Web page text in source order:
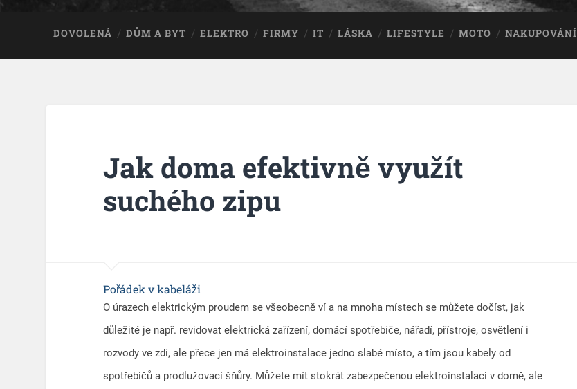
DOVOLENÁ DŮM A BYT ELEKTRO FIRMY IT LÁSKA LIFESTYLE MOTO NAKUPOVÁNÍ
Jak doma efektivně využít
suchého zipu
Pořádek v kabeláži
O úrazech elektrickým proudem se všeobecně ví a na mnoha místech se můžete dočíst, jak
důležité je např. revidovat elektrická zařízení, domácí spotřebiče, nářadí, přístroje, osvětlení i
rozvody ve zdi, ale přece jen má elektroinstalace jedno slabé místo, a tím jsou kabely od
spotřebičů a prodlužovací šňůry. Můžete mít stokrát zabezpečenou elektroinstalaci v domě, ale